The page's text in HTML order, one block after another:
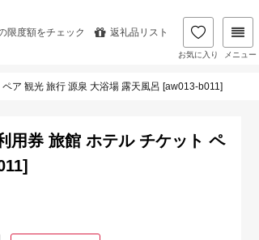
限度額をチェック 返礼品リスト
お気に入り メニュー
ア 観光 旅行 源泉 大浴場 露天風呂 [aw013-b011]
用券 旅館 ホテル チケット ペ